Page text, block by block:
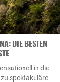
DIE BESTEN H
in die
spektakuläre